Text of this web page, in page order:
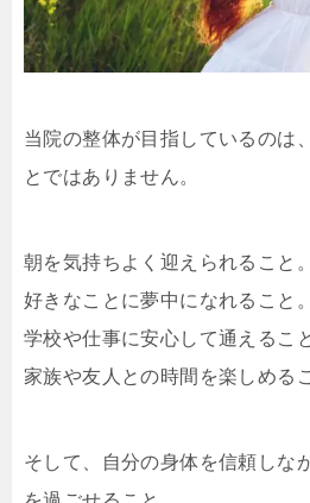
当院の整体が目指しているのは
とではありません。
朝を気持ちよく迎えられること。
好きなことに夢中になれること。
学校や仕事に安心して通えること
家族や友人との時間を楽しめる
そして、自分の身体を信頼しな